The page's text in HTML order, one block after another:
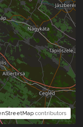
contributors